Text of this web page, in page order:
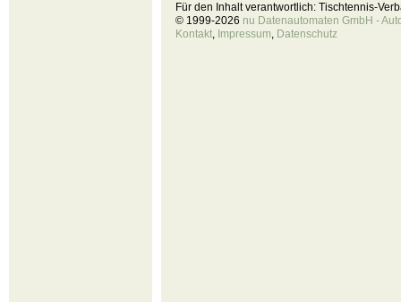
Für den Inhalt verantwortlich: Tischtennis-
© 1999-2026 nu Datenautomaten GmbH -
Kontakt, Impressum, Datenschutz